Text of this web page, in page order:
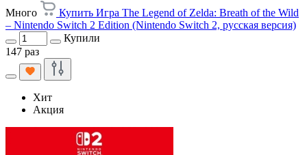
Много
Купить Игра The Legend of Zelda: Breath of the Wild
– Nintendo Switch 2 Edition (Nintendo Switch 2, русская версия)
Купили
147 раз
Хит
Акция